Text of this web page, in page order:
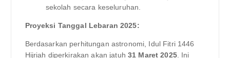
sekolah secara keseluruhan.
Proyeksi Tanggal Lebaran 2025:
Berdasarkan perhitungan astronomi, Idul Fitri 1446
Hijriah diperkirakan akan jatuh31 Maret 2025. Ini